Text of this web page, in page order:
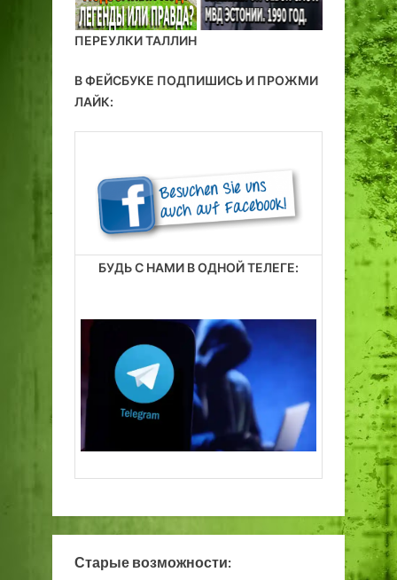
ПЕРЕУЛКИ ТАЛЛИН
В ФЕЙСБУКЕ ПОДПИШИСЬ И ПРОЖМИ
ЛАЙК:
БУДЬ С НАМИ В ОДНОЙ ТЕЛЕГЕ:
Старые возможности: